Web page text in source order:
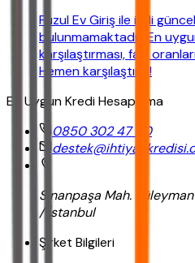
Fuzul Ev Giriş ile ilgili
bulunmamaktadır. En
karşılaştırması, faiz
Hemen karşılaştırın!
En Uygun Kredi Hesaplama
0850 302 47 90
Sinanpaşa Mah.
/ İstanbul
Şirket Bilgileri